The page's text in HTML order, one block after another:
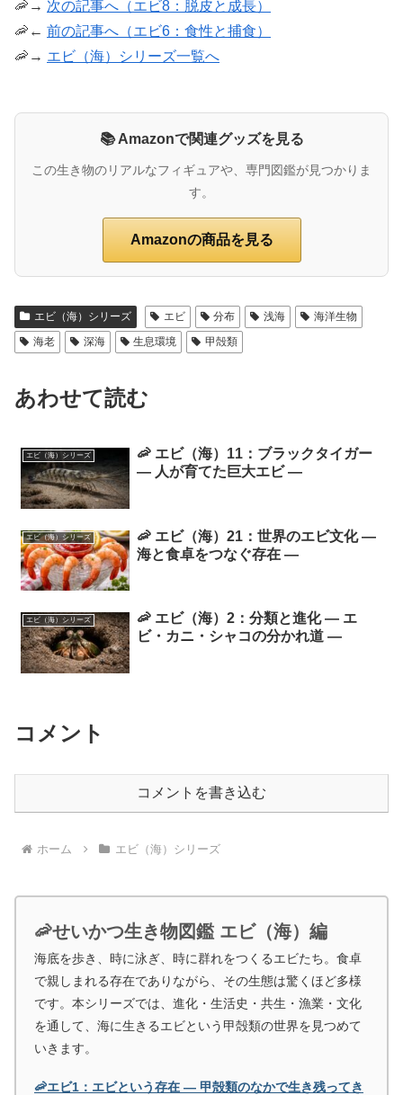
🦐→ 次の記事へ（エビ8：脱皮と成長）
🦐← 前の記事へ（エビ6：食性と捕食）
🦐→ エビ（海）シリーズ一覧へ
📚 Amazonで関連グッズを見る
この生き物のリアルなフィギュアや、専門図鑑が見つかりま
す。
Amazonの商品を見る
エビ（海）シリーズ エビ 分布 浅海
海洋生物
海老
深海 生息環境 甲殻類
あわせて読む
エビ（海）シリーズ
🦐 エビ（海）11：ブラックタイガー
― 人が育てた巨大エビ ―
エビ（海）シリーズ
🦐 エビ（海）21：世界のエビ文化 ―
海と食卓をつなぐ存在 ―
エビ（海）シリーズ
🦐 エビ（海）2：分類と進化 ― エ
ビ・カニ・シャコの分かれ道 ―
コメント
コメントを書き込む
ホーム エビ（海）シリーズ
🦐せいかつ生き物図鑑 エビ（海）編
海底を歩き、時に泳ぎ、時に群れをつくるエビたち。食卓
で親しまれる存在でありながら、その生態は驚くほど多様
です。本シリーズでは、進化・生活史・共生・漁業・文化
を通して、海に生きるエビという甲殻類の世界を見つめて
いきます。
🦐エビ1：エビという存在 ― 甲殻類のなかで生き残ってき